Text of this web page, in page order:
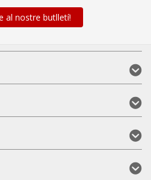
al nostre butlletí!